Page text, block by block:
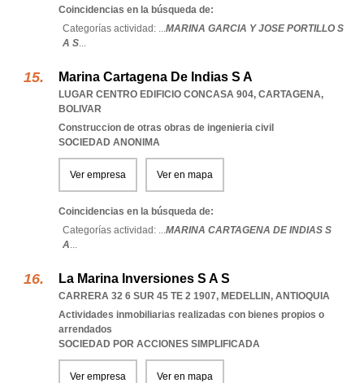
Coincidencias en la búsqueda de:
Categorías actividad: ...MARINA GARCIA Y JOSE PORTILLO S
A S...
Marina Cartagena De Indias S A
LUGAR CENTRO EDIFICIO CONCASA 904, CARTAGENA,
BOLIVAR
Construccion de otras obras de ingenieria civil
SOCIEDAD ANONIMA
Ver empresa Ver en mapa
Coincidencias en la búsqueda de:
Categorías actividad: ...MARINA CARTAGENA DE INDIAS S
A...
La Marina Inversiones S A S
CARRERA 32 6 SUR 45 TE 2 1907, MEDELLIN, ANTIOQUIA
Actividades inmobiliarias realizadas con bienes propios o
arrendados
SOCIEDAD POR ACCIONES SIMPLIFICADA
Ver empresa Ver en mapa